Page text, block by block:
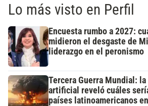
Lo más visto en Perfil
Encuesta rumbo a 2027:
midieron el desgaste de
liderazgo en el peronismo
Tercera Guerra Mundial:
artificial reveló cuáles
países latinoamericanos